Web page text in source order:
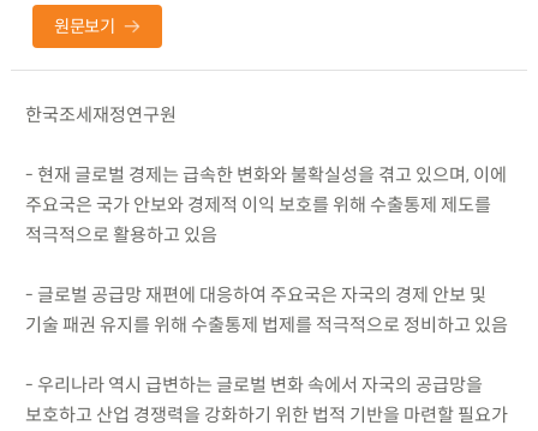
원문보기
한국조세재정연구원
- 현재 글로벌 경제는 급속한 변화와 불확실성을 겪고 있으며, 이에
주요국은 국가 안보와 경제적 이익 보호를 위해 수출통제 제도를
적극적으로 활용하고 있음
- 글로벌 공급망 재편에 대응하여 주요국은 자국의 경제 안보 및
기술 패권 유지를 위해 수출통제 법제를 적극적으로 정비하고 있음
- 우리나라 역시 급변하는 글로벌 변화 속에서 자국의 공급망을
보호하고 산업 경쟁력을 강화하기 위한 법적 기반을 마련할 필요가